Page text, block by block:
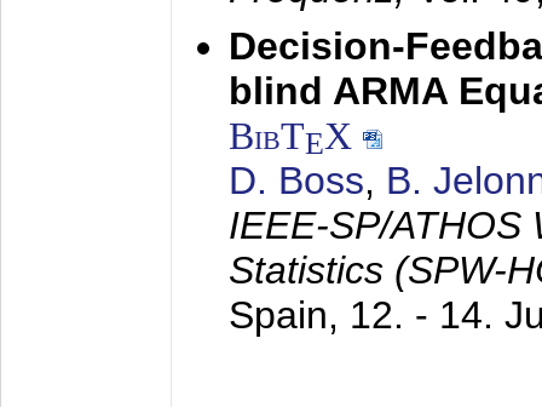
Decision-
blind ARMA
BibTEX
D. Boss, B.
IEEE-SP/ATHOS
Statistics (SPW-
Spain, 12. - 14.